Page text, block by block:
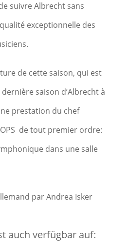
suivre Albrecht sans
exceptionnelle des
de cette saison, qui est
saison d’Albrecht à
prestation du chef
de tout premier ordre:
dans une salle
par Andrea Isker
auch verfügbar auf: